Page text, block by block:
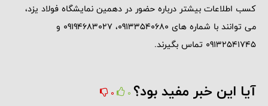
کسب اطلاعات بیشتر درباره حضور در دهمین نمایشگاه فولاد یزد،
می توانند با شماره های 09133540680، 09194683027 و
09132541745 تماس بگیرند.
آیا این خبر مفید بود؟ 0
0